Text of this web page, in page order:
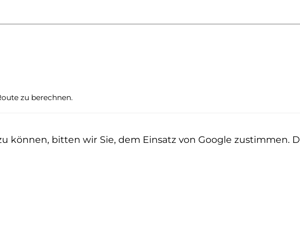
zu berechnen.
können, bitten wir Sie, dem Einsatz von Google zustimmen.